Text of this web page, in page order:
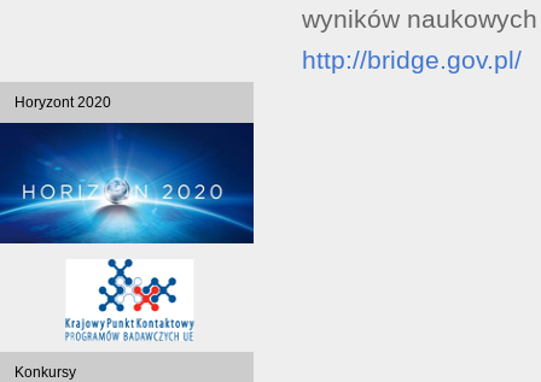
wyników naukowych
http://bridge.gov.pl/
Horyzont 2020
Konkursy